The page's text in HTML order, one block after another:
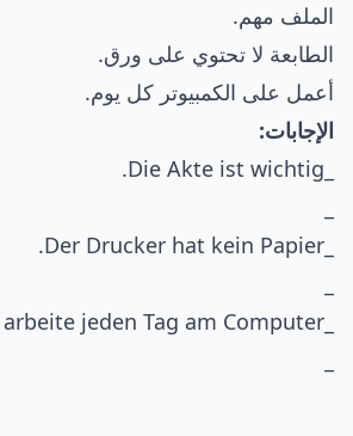
الملف مهم.
الطابعة لا تحتوي على ورق.
أعمل على الكمبيوتر كل يوم.
الإجابات: